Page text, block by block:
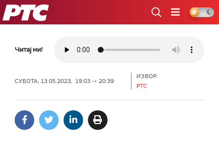
РТС
Читај ми!
СУБОТА, 13.05.2023, 19:03 -> 20:39
ИЗВОР:
РТС